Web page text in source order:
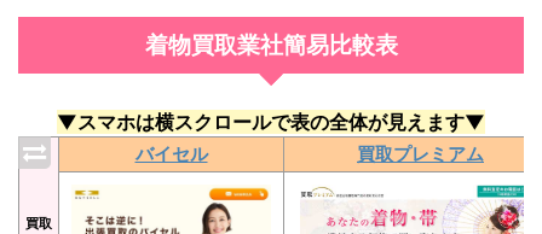
着物買取業社簡易比較表
▼スマホは横スクロールで表の全体が見えます▼
買取
バイセル 買取プレミアム